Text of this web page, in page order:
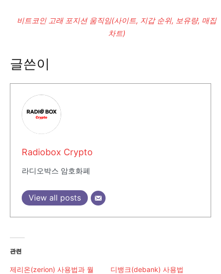
비트코인 고래 포지션 움직임(사이트, 지갑 순위, 보유량, 매집
차트)
글쓴이
Radiobox Crypto
라디오박스 암호화폐
View all posts
관련
제리온(zerion) 사용법과 월
디뱅크(debank) 사용법